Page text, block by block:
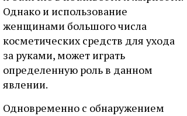
Однако и использование
женщинами большого числа
косметических средств для ухода
за руками, может играть
определенную роль в данном
явлении.
Одновременно с обнаружением